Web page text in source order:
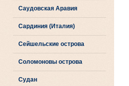
Саудовская Аравия
Сардиния (Италия)
Сейшельские острова
Соломоновы острова
Судан